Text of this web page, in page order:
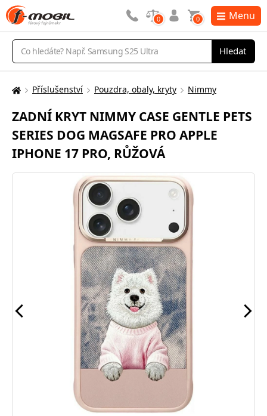
Vyhledávání
Hledat
0 0 Menu
Zde
nacházíte:
Příslušenství Pouzdra, obaly, kryty Nimmy
ZADNÍ KRYT NIMMY CASE GENTLE PETS
SERIES DOG MAGSAFE PRO APPLE
IPHONE 17 PRO, RŮŽOVÁ